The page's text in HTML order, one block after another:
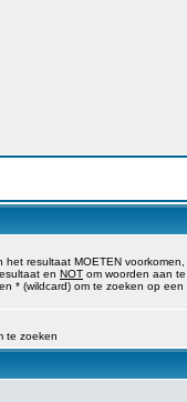
het resultaat MOETEN voorkomen,
en NOT om woorden aan
* (wildcard) om te zoeken op een
te zoeken